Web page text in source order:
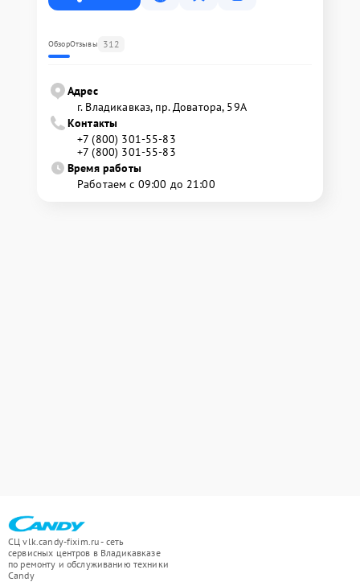
ОбзорОтзывы 312
Адрес
г. Владикавказ, пр. Доватора, 59А
Контакты
+7 (800) 301-55-83
+7 (800) 301-55-83
Время работы
Работаем с 09:00 до 21:00
СЦ vlk.candy-fixim.ru - сеть
сервисных центров в Владикавказе
по ремонту и обслуживанию техники
Candy